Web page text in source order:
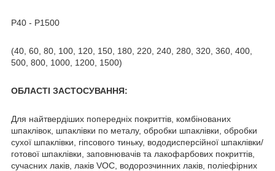
Р40 - Р1500
(40, 60, 80, 100, 120, 150, 180, 220, 240, 280, 320, 360, 400,
500, 800, 1000, 1200, 1500)
ОБЛАСТІ ЗАСТОСУВАННЯ:
Для найтвердіших попередніх покриттів, комбінованих
шпаклівок, шпаклівки по металу, обробки шпаклівки, обробки
сухої шпаклівки, гіпсового тиньку, вододисперсійної шпаклівки/
готової шпаклівки, заповнювачів та лакофарбових покриттів,
сучасних лаків, лаків VOC, водорозчинних лаків, поліефірних